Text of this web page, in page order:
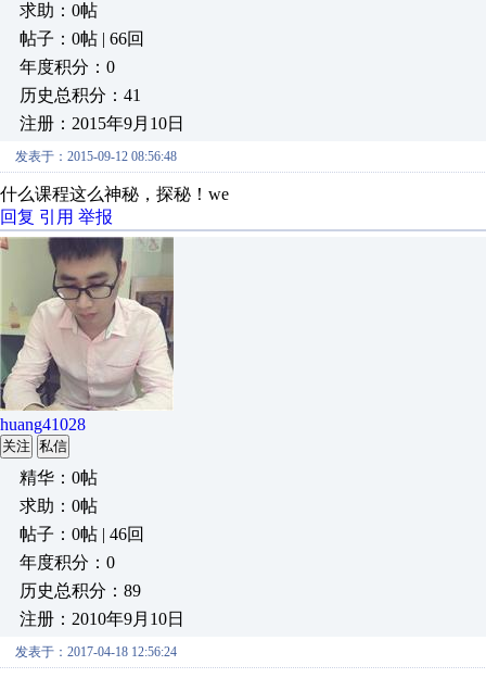
求助：0帖
帖子：0帖 | 66回
年度积分：0
历史总积分：41
注册：2015年9月10日
发表于：2015-09-12 08:56:48
什么课程这么神秘，探秘！we
回复 引用 举报
huang41028
关注 私信
精华：0帖
求助：0帖
帖子：0帖 | 46回
年度积分：0
历史总积分：89
注册：2010年9月10日
发表于：2017-04-18 12:56:24